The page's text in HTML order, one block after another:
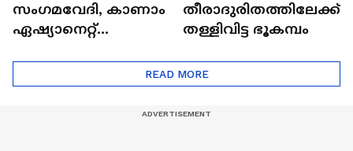
സംഗമവേദി, കാണാം
ഏഷ്യാനെറ്റ്
തീരാദുരിതത്തിലേക്ക്
തള്ളിവിട്ട ഭൂകമ്പം
READ MORE